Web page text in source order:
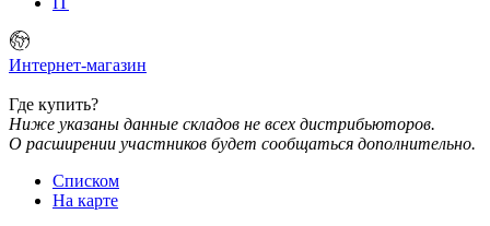
Интернет-магазин
Где купить?
Ниже указаны данные складов не всех дистрибьюторов.
О расширении участников будет сообщаться дополнительно.
Списком
На карте